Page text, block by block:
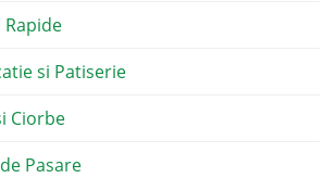
si Patiserie
Ciorbe
Pasare